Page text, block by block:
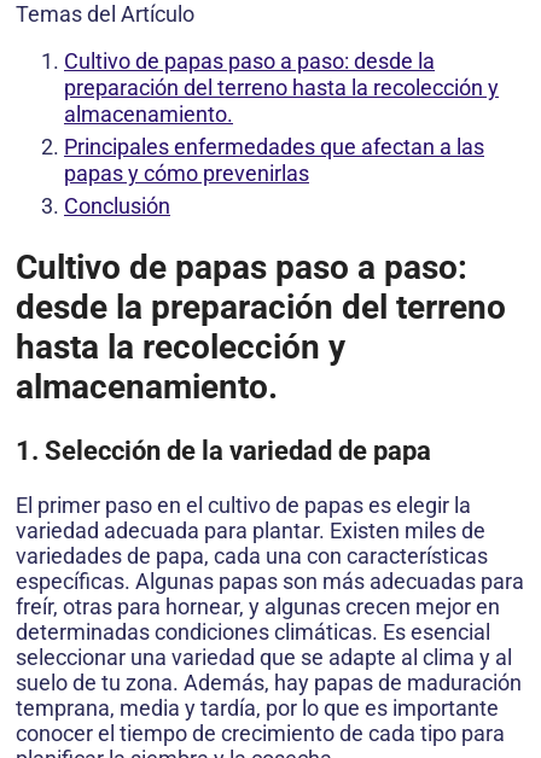
Temas del Artículo
Cultivo de papas paso a paso: desde la
preparación del terreno hasta la recolección y
almacenamiento.
Principales enfermedades que afectan a las
papas y cómo prevenirlas
Conclusión
Cultivo de papas paso a paso:
desde la preparación del terreno
hasta la recolección y
almacenamiento.
1. Selección de la variedad de papa
El primer paso en el cultivo de papas es elegir la
variedad adecuada para plantar. Existen miles de
variedades de papa, cada una con características
específicas. Algunas papas son más adecuadas para
freír, otras para hornear, y algunas crecen mejor en
determinadas condiciones climáticas. Es esencial
seleccionar una variedad que se adapte al clima y al
suelo de tu zona. Además, hay papas de maduración
temprana, media y tardía, por lo que es importante
conocer el tiempo de crecimiento de cada tipo para